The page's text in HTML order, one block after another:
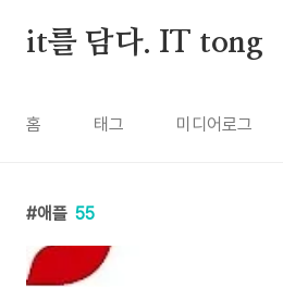
it를 담다. IT tong
홈 태그 미디어로그
애플 55